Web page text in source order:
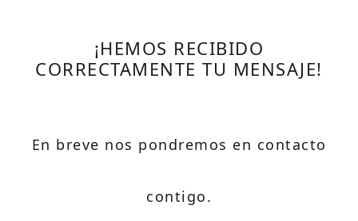
¡HEMOS RECIBIDO
CORRECTAMENTE TU MENSAJE!
En breve nos pondremos en contacto
contigo.